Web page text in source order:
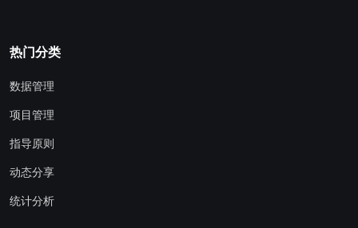
热门分类
数据管理
项目管理
指导原则
动态分享
统计分析